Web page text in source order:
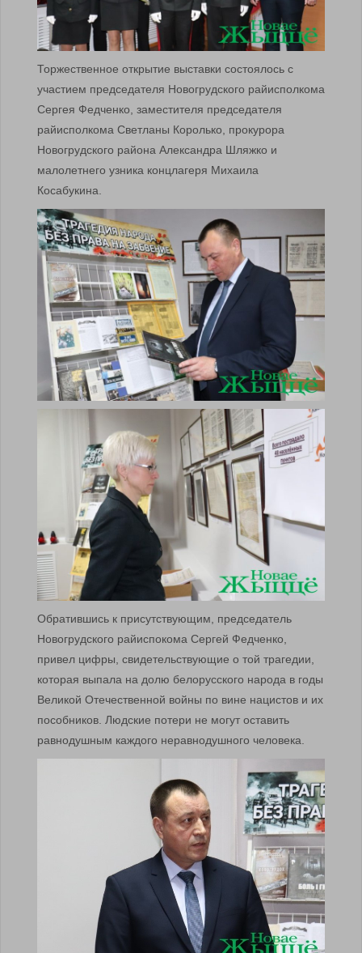
Торжественное открытие выставки состоялось с
участием председателя Новогрудского райисполкома
Сергея Федченко, заместителя председателя
райисполкома Светланы Королько, прокурора
Новогрудского района Александра Шляжко и
малолетнего узника концлагеря Михаила
Косабукина.
Обратившись к присутствующим, председатель
Новогрудского райиспокома Сергей Федченко,
привел цифры, свидетельствующие о той трагедии,
которая выпала на долю белорусского народа в годы
Великой Отечественной войны по вине нацистов и их
пособников. Людские потери не могут оставить
равнодушным каждого неравнодушного человека.